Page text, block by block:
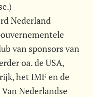
Nederland
van sponsors van
oa. de USA,
het IMF en de
Nederlandse